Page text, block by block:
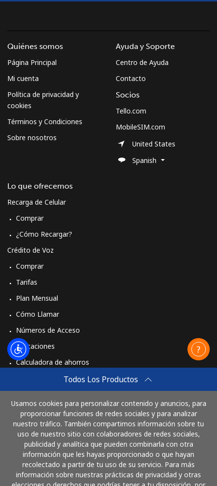
Todos Los Productos
Usamos cookies para personalizar contenido y anuncios, para
proporcionar funciones de redes sociales y para analizar
nuestro tráfico. También compartimos información sobre tu
uso de nuestro sitio con colaboradores de redes sociales,
publicidad y analítica que pueden combinarla con otra
información que les hayas proporcionado o que hayan
recolectado a partir de tu uso de su servicio. Para más
información sobre nuestras prácticas de privacidad y otras
Quiénes somos
Página Principal
Mi cuenta
Política de privacidad y
cookies
Términos y Condiciones
Sobre nosotros
Lo que ofrecemos
Recarga de Celular
Comprar
¿Cómo Recargar?
Crédito de Voz
Comprar
Tarifas
Plan Mensual
Cómo Llamar
Números de Acceso
Aplicaciones
Calculadora de ahorros
Cómo funciona
Ayuda y Soporte
Centro de Ayuda
Contacto
Socios
Tello.com
MobileSIM.com
United States
Spanish
Paga con